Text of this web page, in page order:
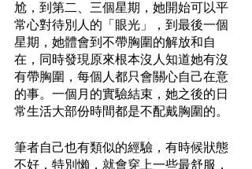
尬，到第二、三個星期，她開始可以平
常心對待別人的「眼光」，到最後一個
星期，她體會到不帶胸圍的解放和自
在，同時發現原來根本沒人知道她有沒
有帶胸圍，每個人都只會關心自己在意
的事。一個月的實驗結束，她之後的日
常生活大部份時間都是不配戴胸圍的。
筆者自己也有類似的經驗，有時候狀態
不好，特別懶，就會穿上一些最舒服，